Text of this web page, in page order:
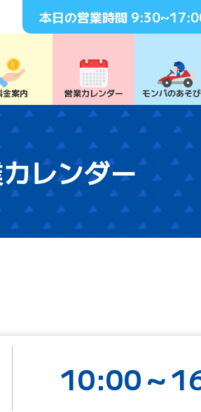
本日の営業時間
⾦案内 営業カレンダー モンパのあそ
レンダー
10:00～